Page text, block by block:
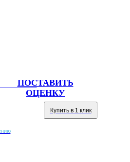
ПОСТАВИТЬ
ОЦЕНКУ
Well 16TК/E
Купить в 1 клик